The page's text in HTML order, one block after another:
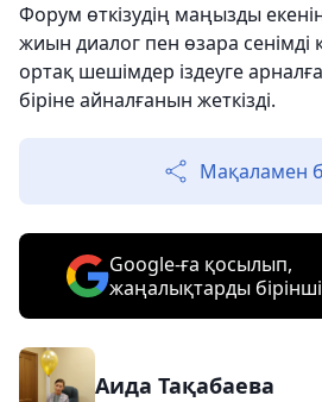
Форум өткізудің маңызды
жиын диалог пен өзара сенімді
ортақ шешімдер іздеуге
біріне айналғанын жеткізді.
Мақаламен
Google-ға қосылып,
жаңалықтарды
Аида Тақабаева